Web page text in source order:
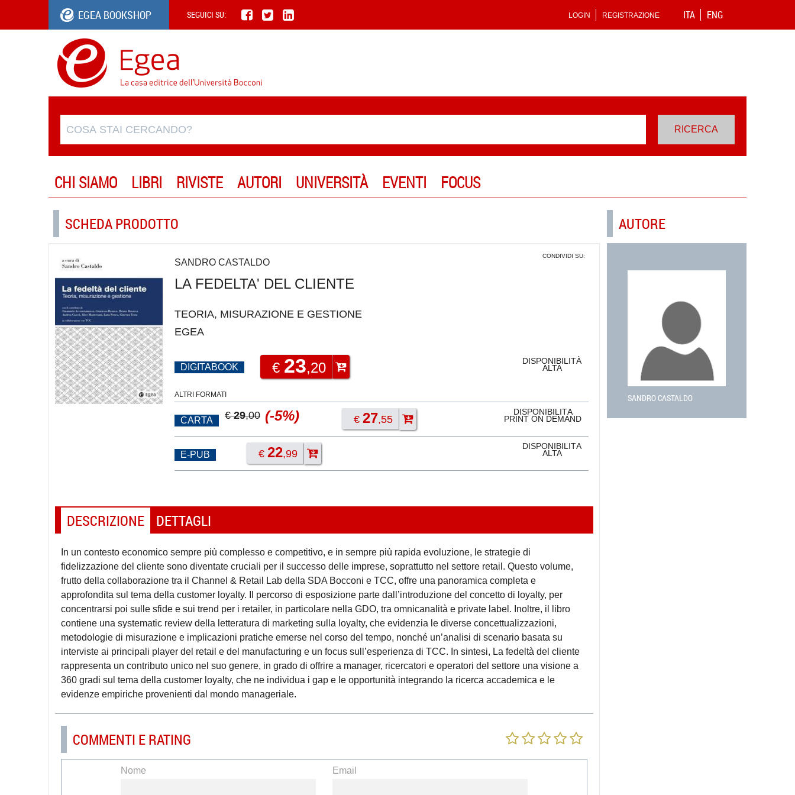
EGEA BOOKSHOP SEGUICI SU: ITA ENG
LOGIN REGISTRAZIONE
CHI SIAMO LIBRI RIVISTE AUTORI UNIVERSITÀ EVENTI FOCUS
SCHEDA PRODOTTO
CONDIVIDI SU:
SANDRO CASTALDO
LA FEDELTA' DEL CLIENTE
TEORIA, MISURAZIONE E GESTIONE
EGEA
DIGITABOOK € 23,20 DISPONIBILITÀ
ALTA
ALTRI FORMATI
CARTA €29,00 (-5%) €27,55
DISPONIBILITÀ
PRINT ON DEMAND
E-PUB €22,99
DISPONIBILITÀ
ALTA
DESCRIZIONE DETTAGLI
In un contesto economico sempre più complesso e competitivo, e in sempre più rapida evoluzione, le strategie di
fidelizzazione del cliente sono diventate cruciali per il successo delle imprese, soprattutto nel settore retail. Questo volume,
frutto della collaborazione tra il Channel & Retail Lab della SDA Bocconi e TCC, offre una panoramica completa e
approfondita sul tema della customer loyalty. Il percorso di esposizione parte dall’introduzione del concetto di loyalty, per
concentrarsi poi sulle sfide e sui trend per i retailer, in particolare nella GDO, tra omnicanalità e private label. Inoltre, il libro
contiene una systematic review della letteratura di marketing sulla loyalty, che evidenzia le diverse concettualizzazioni,
metodologie di misurazione e implicazioni pratiche emerse nel corso del tempo, nonché un’analisi di scenario basata su
interviste ai principali player del retail e del manufacturing e un focus sull’esperienza di TCC. In sintesi, La fedeltà del cliente
rappresenta un contributo unico nel suo genere, in grado di offrire a manager, ricercatori e operatori del settore una visione a
360 gradi sul tema della customer loyalty, che ne individua i gap e le opportunità integrando la ricerca accademica e le
evidenze empiriche provenienti dal mondo manageriale.
COMMENTI E RATING
Nome Email
AUTORE
SANDRO CASTALDO